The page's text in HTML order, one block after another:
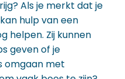
Als je merkt dat je
hulp van een
helpen. Zij kunnen
geven of je
omgaan met